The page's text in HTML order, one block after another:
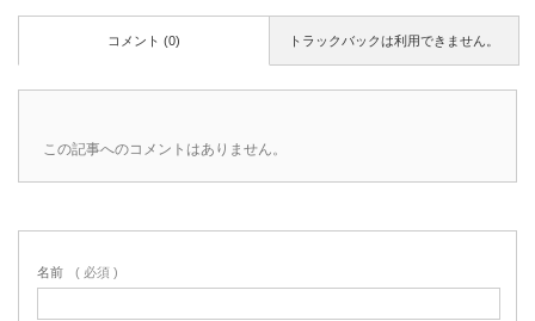
トラックバックは利用できません。
コメント (0)
この記事へのコメントはありません。
名前 ( 必須 )